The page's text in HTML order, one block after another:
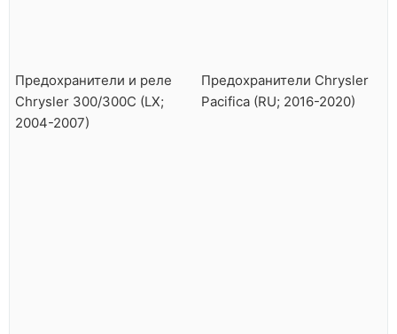
Предохранители и реле
Chrysler 300/300C (LX;
2004-2007)
Предохранители Chrysler
Pacifica (RU; 2016-2020)